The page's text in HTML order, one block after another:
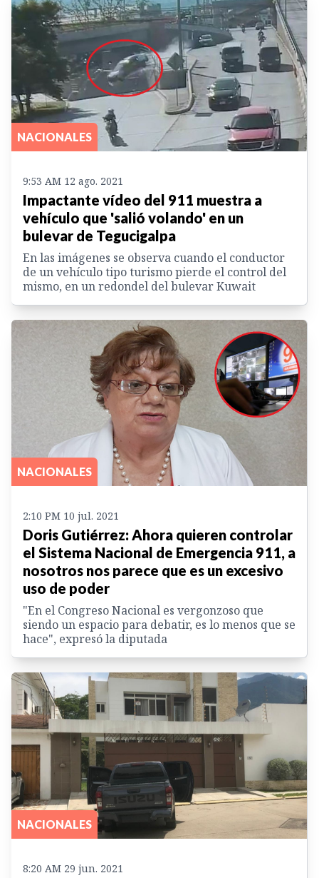
NACIONALES
9:53 AM 12 ago. 2021
Impactante vídeo del 911 muestra a
vehículo que 'salió volando' en un
bulevar de Tegucigalpa
En las imágenes se observa cuando el conductor
de un vehículo tipo turismo pierde el control del
mismo, en un redondel del bulevar Kuwait
NACIONALES
2:10 PM 10 jul. 2021
Doris Gutiérrez: Ahora quieren controlar
el Sistema Nacional de Emergencia 911, a
nosotros nos parece que es un excesivo
uso de poder
"En el Congreso Nacional es vergonzoso que
siendo un espacio para debatir, es lo menos que se
hace", expresó la diputada
NACIONALES
8:20 AM 29 jun. 2021